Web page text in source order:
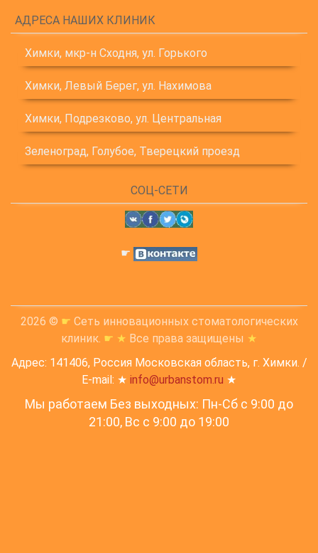
АДРЕСА НАШИХ КЛИНИК
Химки, мкр-н Сходня, ул. Горького
Химки, Левый Берег, ул. Нахимова
Химки, Подрезково, ул. Центральная
Зеленоград, Голубое, Тверецкий проезд
СОЦ-СЕТИ
☛
2026 © ☛ Сеть инновационных стоматологических
клиник. ☛ ★ Все права защищены ★
Адрес: 141406, Россия Московская область, г. Химки. /
E-mail: ★ info@urbanstom.ru ★
Мы работаем Без выходных: Пн-Сб с 9:00 до
21:00, Вс c 9:00 до 19:00